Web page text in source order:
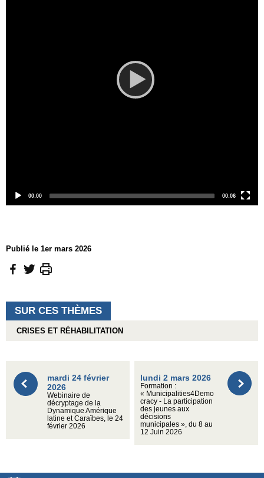
Current
00:00
Total
duration
00:06
Publié le 1er mars 2026
SUR CES THÈMES
CRISES ET RÉHABILITATION
mardi 24 février
2026
Webinaire de
décryptage de la
Dynamique Amérique
latine et Caraïbes, le 24
février 2026
lundi 2 mars 2026
Formation :
« Municipalities4Demo
cracy - La participation
des jeunes aux
décisions
municipales », du 8 au
12 Juin 2026